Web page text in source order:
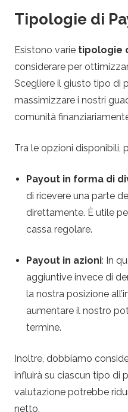
l
l
e
s
m
m
e
s
s
Tipologie di
Esistono varie tipologie
considerare per
Scegliere il giusto tipo di
massimizzare i nostri
comunità
Tra le opzioni disponibili,
Payout in forma di
di ricevere una parte
direttamente. È utile
cassa regolare.
Payout in azioni: In
aggiuntive invece di
la nostra posizione
aumentare il nostro
termine.
Inoltre, dobbiamo
influirà su ciascun tipo di
valutazione potrebbe
netto.